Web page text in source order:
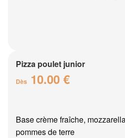
Pizza poulet junior
Dès 10.00 €
Base crème fraîche,
pommes de terre